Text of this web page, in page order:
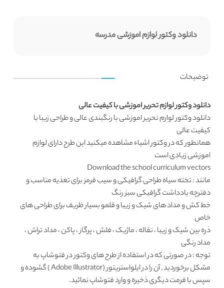
دانلود وکتور لوازم اموزشی مدرسه
توضیحات
دانلود وکتور لوازم تحریر اموزشی با کیفیت عالی
دانلود وکتورلوارم تحریر اموزشی با رنگبندی عالی و طراحی زیبا با
کیفیت عالی
همانطور که دروکتور اشیاءمشاهده میکنید این طرح دارای لوازم
اموزشی زیادی است
Download the school curriculum vectors
مانند : تخته سیاهطراحی گرافیکیو سیب قرمز برای تغذیه مناسب و
دفترچه یادداشت گرافیکی سبز رنگ
خط کش و مداد های شیک و زیبا و قلمو بسیار ظریف برای طراحی های
خاص
ذره بین شیک و زیبا ، نقاله ، ماژیک ، فلش ، پرگار ، پاکن ، مداد تراش ،
مداد رنگی
توجه : در صورتی که در استفاده از طرح های وکتور در فتوشاپ به
مشکل برخوردید , آن را در ایلواستریتور (Adobe Illustrator ) گشوده و
سپس با فرمت دیگری ذخیره و وارد فتوشاپ نمائید.